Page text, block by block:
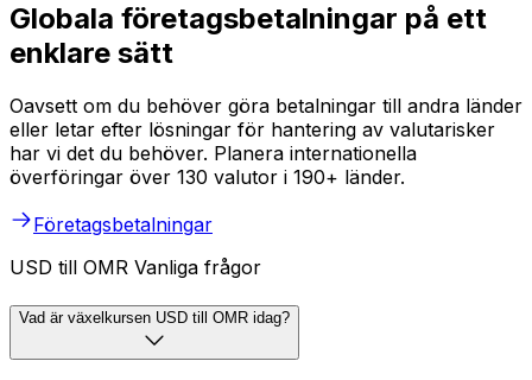
Globala företagsbetalningar på ett
enklare sätt
Oavsett om du behöver göra betalningar till andra länder
eller letar efter lösningar för hantering av valutarisker
har vi det du behöver. Planera internationella
överföringar över 130 valutor i 190+ länder.
Företagsbetalningar
USD till OMR Vanliga frågor
Vad är växelkursen USD till OMR idag?